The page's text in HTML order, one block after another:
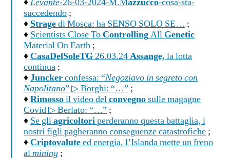
♦Levante-26-03-2024-M.Mazzucco-cosa-sta-
succedendo ;
♦ Stragedi Mosca: ha SENSO SOLO SE… ;
♦ Scientists Close ToControllingAll Genetic
Material On Earth ;
♦CasaDelSoleTG26.03.24Assange, la lotta
continua ;
♦Junckerconfessa: “Negoziavo in segreto con
Napolitano” ▷ Borghi: “…” ;
♦Rimossoil video delconvegnosulle magagne
Covid ▷ Berlato: “…” ;
♦ Se gliagricoltoriperderanno questa battaglia, i
nostri figli pagheranno conseguenze catastrofiche ;
♦Criptovaluteed energia, l’Islanda mette un freno
almining ;